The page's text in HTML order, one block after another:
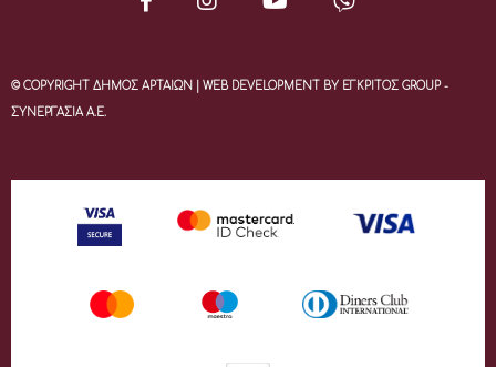
© COPYRIGHT ΔΗΜΟΣ ΑΡΤΑΙΩΝ | WEB DEVELOPMENT BY ΕΓΚΡΙΤΟΣ GROUP -
ΣΥΝΕΡΓΑΣΙΑ Α.Ε.